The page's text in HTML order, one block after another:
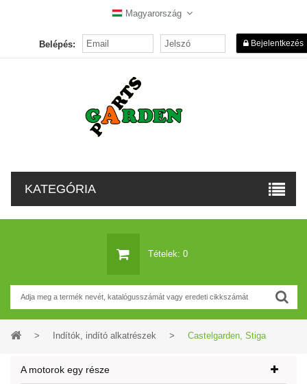
Magyarország
Belépés: Bejelentkezés
KATEGÓRIA
Tételek: 0
> Indítók, indító alkatrészek > Castelgarden, Stiga
A motorok egy része